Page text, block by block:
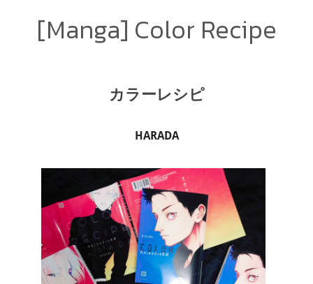
[Manga] Color Recipe
カラーレシピ
HARADA